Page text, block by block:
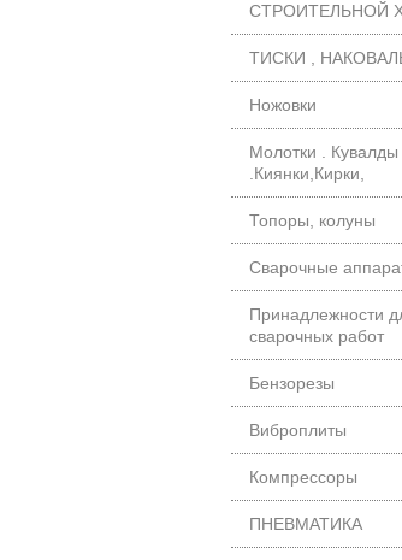
СТРОИТЕЛЬНОЙ
ТИСКИ ,
Ножовки
Молотки . Кувалды
.Киянки,Кирки,
Топоры, колуны
Сварочные
Принадлежности
сварочных работ
Бензорезы
Виброплиты
Компрессоры
ПНЕВМАТИКА